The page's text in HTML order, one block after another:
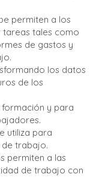
permiten a los
tareas tales como
de gastos y
los datos
de los
formación y para
utiliza para
trabajo.
permiten a las
de trabajo con